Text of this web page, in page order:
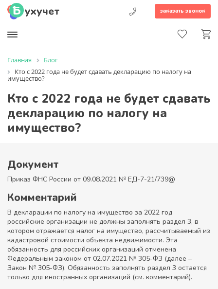
заказать звонок
Главная
Блог
Кто с 2022 года не будет сдавать декларацию по налогу на
имущество?
Кто с 2022 года не будет сдавать
декларацию по налогу на
имущество?
Документ
Приказ ФНС России от 09.08.2021 № ЕД-7-21/739@
Комментарий
В декларации по налогу на имущество за 2022 год
российские организации не должны заполнять раздел 3, в
котором отражается налог на имущество, рассчитываемый из
кадастровой стоимости объекта недвижимости. Эта
обязанность для российских организаций отменена
Федеральным законом от 02.07.2021 № 305-ФЗ (далее –
Закон № 305-ФЗ). Обязанность заполнять раздел 3 остается
только для иностранных организаций (см. комментарий).